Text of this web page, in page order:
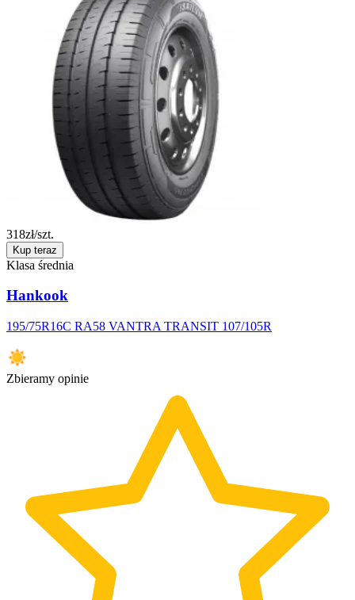
318zł/szt.
Kup teraz
Klasa średnia
Hankook
195/75R16C RA58 VANTRA TRANSIT 107/105R
Zbieramy opinie